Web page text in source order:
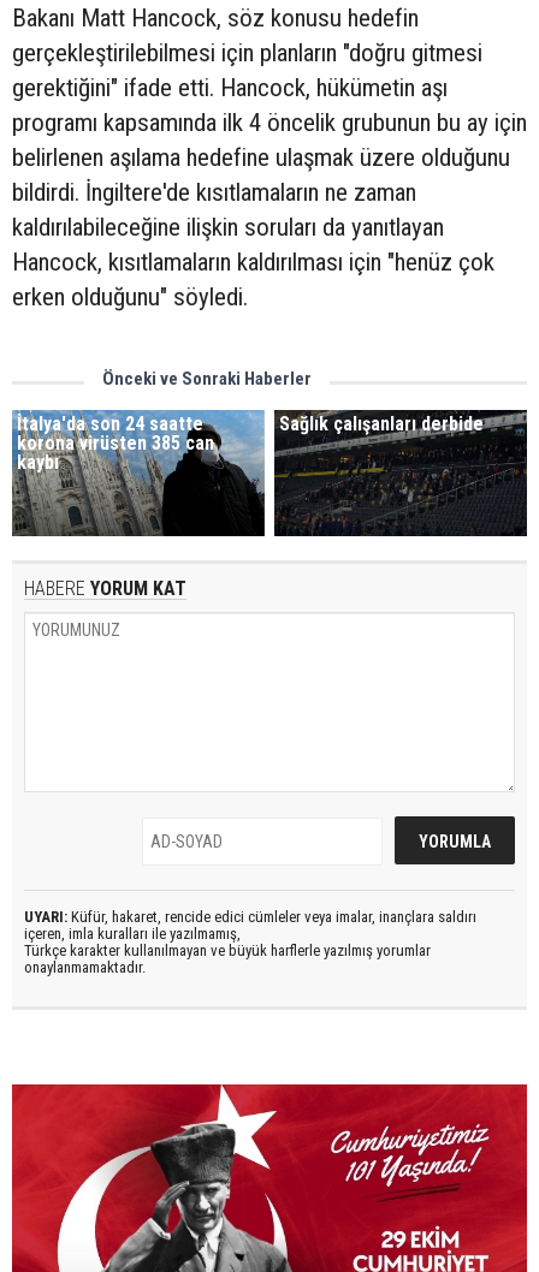
Bakanı Matt Hancock, söz konusu hedefin
gerçekleştirilebilmesi için planların "doğru gitmesi
gerektiğini" ifade etti. Hancock, hükümetin aşı
programı kapsamında ilk 4 öncelik grubunun bu ay için
belirlenen aşılama hedefine ulaşmak üzere olduğunu
bildirdi. İngiltere'de kısıtlamaların ne zaman
kaldırılabileceğine ilişkin soruları da yanıtlayan
Hancock, kısıtlamaların kaldırılması için "henüz çok
erken olduğunu" söyledi.
Önceki ve Sonraki Haberler
İtalya'da son 24 saatte
korona virüsten 385 can
kaybı
Sağlık çalışanları derbide
HABERE YORUM KAT
UYARI: Küfür, hakaret, rencide edici cümleler veya imalar, inançlara saldırı
içeren, imla kuralları ile yazılmamış,
Türkçe karakter kullanılmayan ve büyük harflerle yazılmış yorumlar
onaylanmamaktadır.